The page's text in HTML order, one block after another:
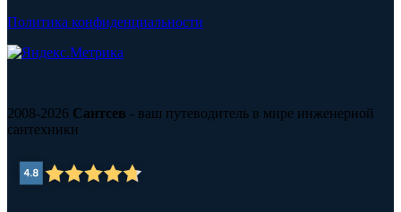
Политика конфиденциальности
2008-2026 Сантсев - ваш путеводитель в мире инженерной
сантехники